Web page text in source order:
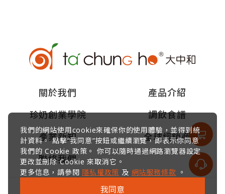
關於我們
產品介紹
珍奶創業學院
調飲食譜
產業新知
全球經銷商
聯絡我們
我們的網站使用cookie來確保你的使用體驗，並得到統
計資料。 點擊“我同意”按鈕或繼續瀏覽，即表示你同意
我們的 Cookie 政策。 你可以隨時通過網路瀏覽器設定
更改並刪除 Cookie 來取消它。
更多信息，請參閱 隱私權政策 及 網站服務條款 。
我同意